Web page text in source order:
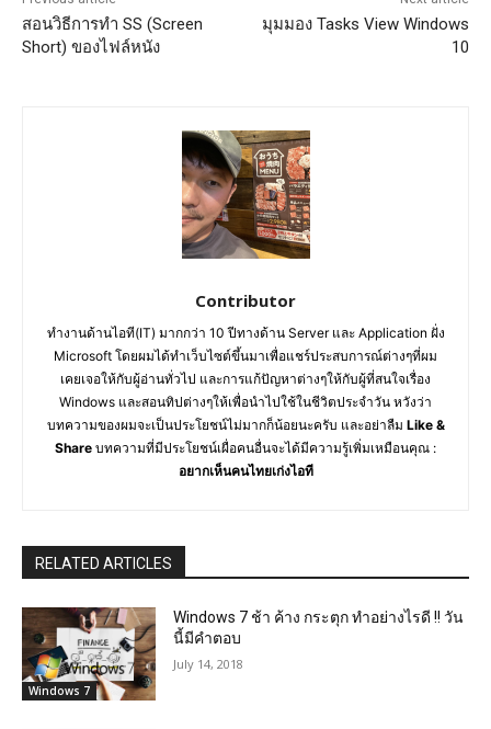
สอนวิธีการทำ SS (Screen
Short) ของไฟล์หนัง
มุมมอง Tasks View Windows
10
Contributor
ทำงานด้านไอที(IT) มากกว่า 10 ปีทางด้าน Server และ Application ฝั่ง
Microsoft โดยผมได้ทำเว็บไซต์ขึ้นมาเพื่อแชร์ประสบการณ์ต่างๆที่ผม
เคยเจอให้กับผู้อ่านทั่วไป และการแก้ปัญหาต่างๆให้กับผู้ที่สนใจเรื่อง
Windows และสอนทิปต่างๆให้เพื่อนำไปใช้ในชีวิตประจำวัน หวังว่า
บทความของผมจะเป็นประโยชน์ไม่มากก็น้อยนะครับ และอย่าลืม Like &
Share บทความที่มีประโยชน์เผื่อคนอื่นจะได้มีความรู้เพิ่มเหมือนคุณ :
อยากเห็นคนไทยเก่งไอที
RELATED ARTICLES
Windows 7
Windows 7 ช้า ค้าง กระตุก ทำอย่างไรดี !! วัน
นี้มีคำตอบ
July 14, 2018